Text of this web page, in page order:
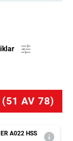
(51 AV 78)
A022 HSS